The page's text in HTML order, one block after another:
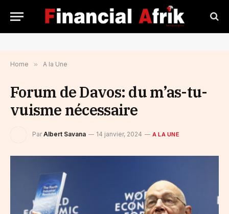
Home » A la Une
Forum de Davos: du m’as-tu-
vuisme nécessaire
Par Albert Savana 14 janvier, 2024 A LA UNE